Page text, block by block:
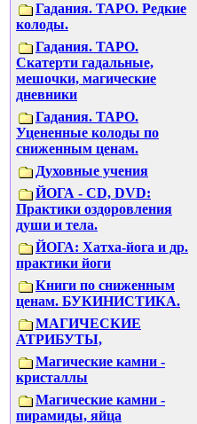
Гадания. ТАРО. Редкие
колоды.
Гадания. ТАРО.
Скатерти гадальные,
мешочки, магические
дневники
Гадания. ТАРО.
Уцененные колоды по
сниженным ценам.
Духовные учения
ЙОГА - CD, DVD:
Практики оздоровления
души и тела.
ЙОГА: Хатха-йога и др.
практики йоги
Книги по сниженным
ценам. БУКИНИСТИКА.
МАГИЧЕСКИЕ
АТРИБУТЫ,
Магические камни -
кристаллы
Магические камни -
пирамиды, яйца